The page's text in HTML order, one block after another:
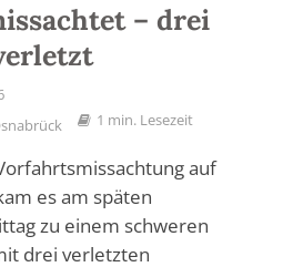
– drei
1 min. Lesezeit
auf
es am späten
zu einem schweren
drei verletzten